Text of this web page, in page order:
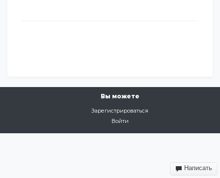
Вы можете
Зарегистрироваться
Войти
Написать